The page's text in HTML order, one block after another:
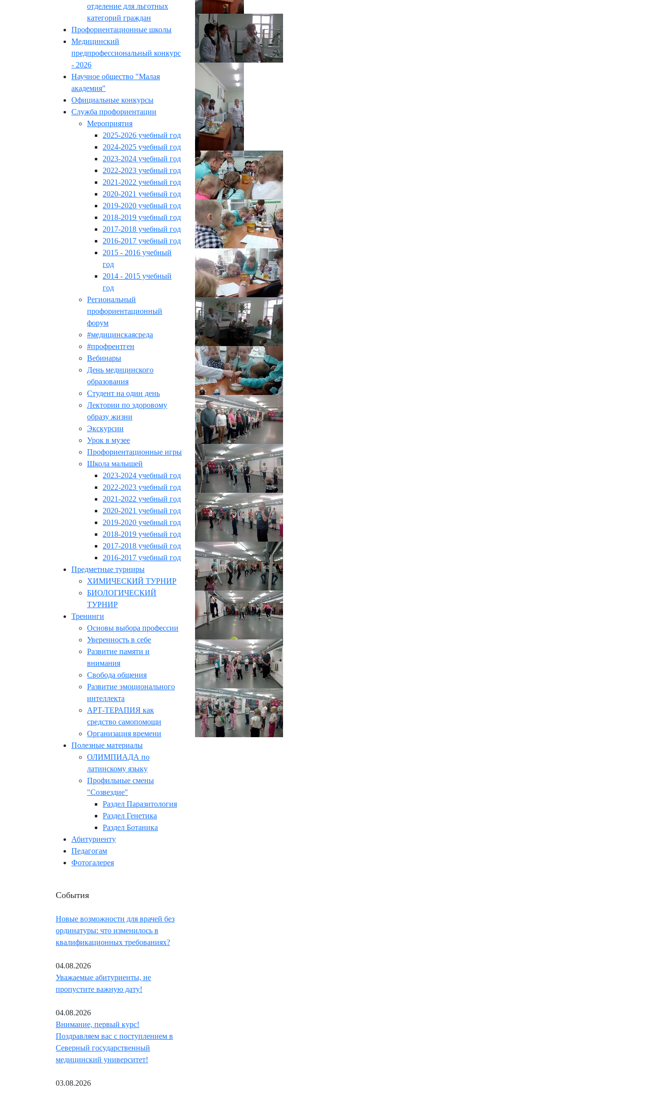
отделение для льготных
категорий граждан
Профориентационные школы
Медицинский
предпрофессиональный конкурс
- 2026
Научное общество "Малая
академия"
Официальные конкурсы
Служба профориентации
Мероприятия
2025-2026 учебный год
2024-2025 учебный год
2023-2024 учебный год
2022-2023 учебный год
2021-2022 учебный год
2020-2021 учебный год
2019-2020 учебный год
2018-2019 учебный год
2017-2018 учебный год
2016-2017 учебный год
2015 - 2016 учебный
год
2014 - 2015 учебный
год
Региональный
профориентационный
форум
#медицинскаясреда
#профрентген
Вебинары
День медицинского
образования
Студент на один день
Лектории по здоровому
образу жизни
Экскурсии
Урок в музее
Профориентационные игры
Школа малышей
2023-2024 учебный год
2022-2023 учебный год
2021-2022 учебный год
2020-2021 учебный год
2019-2020 учебный год
2018-2019 учебный год
2017-2018 учебный год
2016-2017 учебный год
Предметные турниры
ХИМИЧЕСКИЙ ТУРНИР
БИОЛОГИЧЕСКИЙ
ТУРНИР
Тренинги
Основы выбора профессии
Уверенность в себе
Развитие памяти и
внимания
Свобода общения
Развитие эмоционального
интеллекта
АРТ-ТЕРАПИЯ как
средство самопомощи
Организация времени
Полезные материалы
ОЛИМПИАДА по
латинскому языку
Профильные смены
"Созвездие"
Раздел Паразитология
Раздел Генетика
Раздел Ботаника
Абитуриенту
Педагогам
Фотогалерея
События
Новые возможности для врачей без
ординатуры: что изменилось в
квалификационных требованиях?
04.08.2026
Уважаемые абитуриенты, не
пропустите важную дату!
04.08.2026
Внимание, первый курс!
Поздравляем вас с поступлением в
Северный государственный
медицинский университет!
03.08.2026